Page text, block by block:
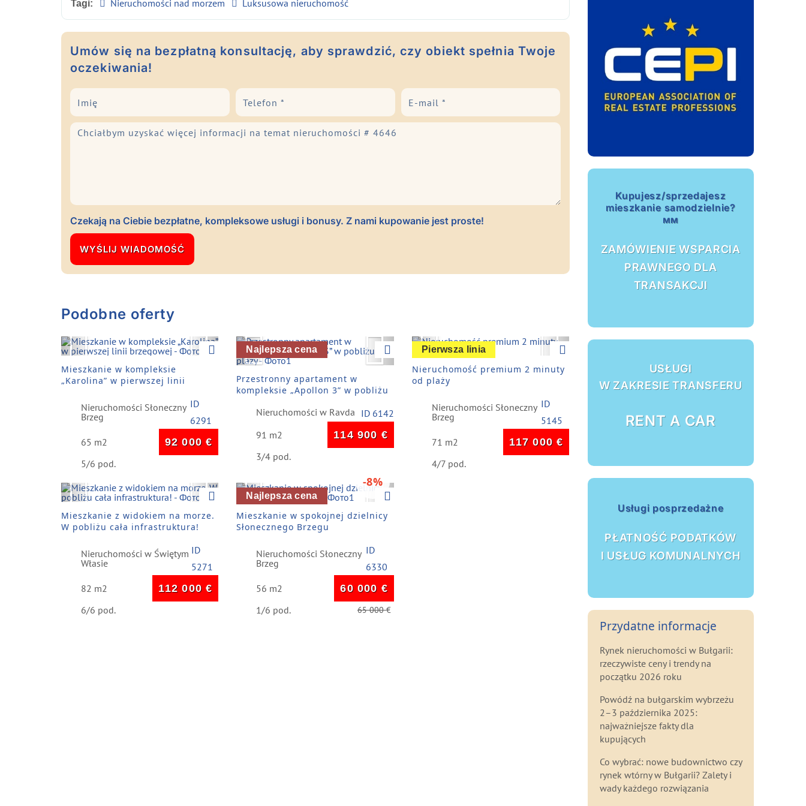
Tagi: Nieruchomości nad morzem Luksusowa nieruchomość
Umów się na bezpłatną konsultację, aby sprawdzić, czy obiekt spełnia Twoje
oczekiwania!
Czekają na Ciebie bezpłatne, kompleksowe usługi i bonusy. Z nami kupowanie jest proste!
Podobne oferty
Previous Next
Mieszkanie w kompleksie
„Karolina” w pierwszej linii
Nieruchomości Słoneczny
Brzeg
ID
6291
65 m2
92 000€
5/6 pod.
Previous Next
Najlepsza cena
Przestronny apartament w
kompleksie „Apollon 3” w pobliżu
Nieruchomości w Ravda ID 6142
91 m2
114 900 €
3/4 pod.
Previous Next
Pierwsza linia
Nieruchomość premium 2 minuty
od plaży
Nieruchomości Słoneczny
Brzeg
ID
5145
71 m2
117 000€
4/7 pod.
Previous Next
Mieszkanie z widokiem na morze.
W pobliżu cała infrastruktura!
Nieruchomości w Świętym
Własie
ID
5271
82 m2
112 000€
6/6 pod.
Previous Next
Najlepsza cena
-8%
Mieszkanie w spokojnej dzielnicy
Słonecznego Brzegu
Nieruchomości Słoneczny
Brzeg
ID
6330
56 m2
60 000 €
1/6 pod.
65 000€
Kupujesz/sprzedajesz
mieszkanie samodzielnie?
мм
ZAMÓWIENIE WSPARCIA
PRAWNEGO DLA
TRANSAKCJI
USŁUGI
W ZAKRESIE TRANSFERU
RENT A CAR
Usługi posprzedażne
PŁATNOŚĆ PODATKÓW
I USŁUG KOMUNALNYCH
Przydatne informacje
Rynek nieruchomości w Bułgarii:
rzeczywiste ceny i trendy na
początku 2026 roku
Powódź na bułgarskim wybrzeżu
2–3 października 2025:
najważniejsze fakty dla
kupujących
Co wybrać: nowe budownictwo czy
rynek wtórny w Bułgarii? Zalety i
wady każdego rozwiązania